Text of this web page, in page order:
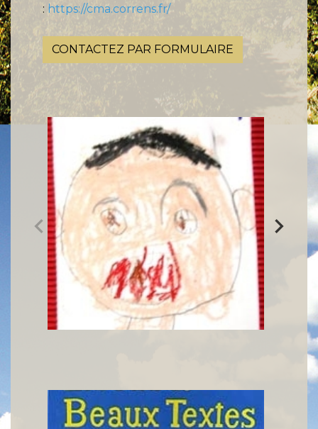
: https://cma.correns.fr/
CONTACTEZ PAR FORMULAIRE